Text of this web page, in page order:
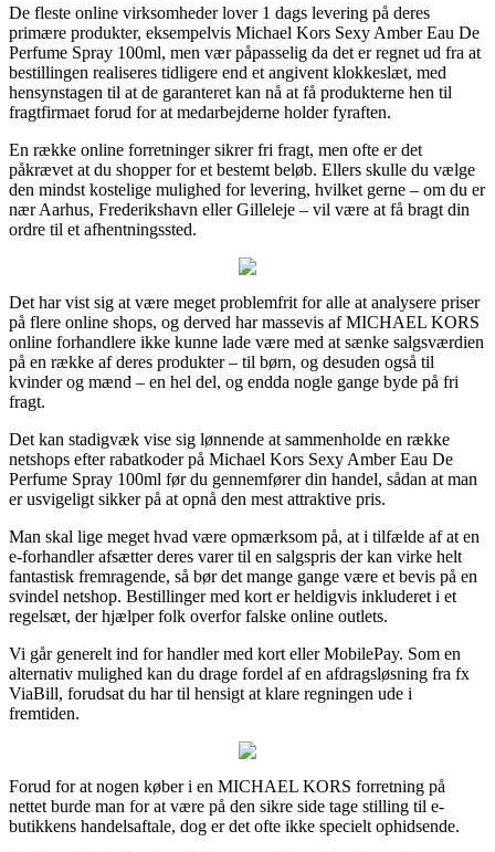
De fleste online virksomheder lover 1 dags levering på deres
primære produkter, eksempelvis Michael Kors Sexy Amber Eau De
Perfume Spray 100ml, men vær påpasselig da det er regnet ud fra at
bestillingen realiseres tidligere end et angivent klokkeslæt, med
hensynstagen til at de garanteret kan nå at få produkterne hen til
fragtfirmaet forud for at medarbejderne holder fyraften.
En række online forretninger sikrer fri fragt, men ofte er det
påkrævet at du shopper for et bestemt beløb. Ellers skulle du vælge
den mindst kostelige mulighed for levering, hvilket gerne – om du er
nær Aarhus, Frederikshavn eller Gilleleje – vil være at få bragt din
ordre til et afhentningssted.
Det har vist sig at være meget problemfrit for alle at analysere priser
på flere online shops, og derved har massevis af MICHAEL KORS
online forhandlere ikke kunne lade være med at sænke salgsværdien
på en række af deres produkter – til børn, og desuden også til
kvinder og mænd – en hel del, og endda nogle gange byde på fri
fragt.
Det kan stadigvæk vise sig lønnende at sammenholde en række
netshops efter rabatkoder på Michael Kors Sexy Amber Eau De
Perfume Spray 100ml før du gennemfører din handel, sådan at man
er usvigeligt sikker på at opnå den mest attraktive pris.
Man skal lige meget hvad være opmærksom på, at i tilfælde af at en
e-forhandler afsætter deres varer til en salgspris der kan virke helt
fantastisk fremragende, så bør det mange gange være et bevis på en
svindel netshop. Bestillinger med kort er heldigvis inkluderet i et
regelsæt, der hjælper folk overfor falske online outlets.
Vi går generelt ind for handler med kort eller MobilePay. Som en
alternativ mulighed kan du drage fordel af en afdragsløsning fra fx
ViaBill, forudsat du har til hensigt at klare regningen ude i
fremtiden.
Forud for at nogen køber i en MICHAEL KORS forretning på
nettet burde man for at være på den sikre side tage stilling til e-
butikkens handelsaftale, dog er det ofte ikke specielt ophidsende.